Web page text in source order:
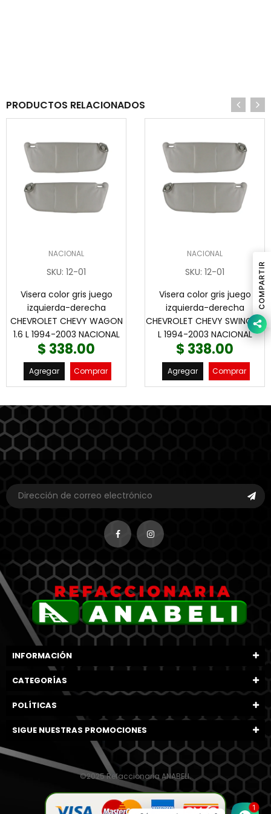
PRODUCTOS RELACIONADOS
NACIONAL
SKU: 12-01
Visera color gris juego
izquierda-derecha
CHEVROLET CHEVY WAGON
1.6 L 1994-2003 NACIONAL
$ 338.00
Agregar Comprar
NACIONAL
SKU: 12-01
Visera color gris juego
izquierda-derecha
CHEVROLET CHEVY SWING 1.6
L 1994-2003 NACIONAL
$ 338.00
Agregar Comprar
INFORMACIÓN
CATEGORÍAS
POLÍTICAS
SIGUE NUESTRAS PROMOCIONES
©2025 Refaccionaria ANABELI.
1
COMPARTIR